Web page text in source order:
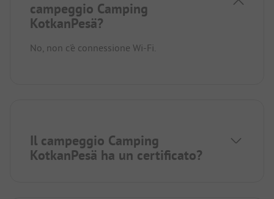
campeggio Camping
KotkanPesä?
No, non c'è connessione Wi-Fi.
Il campeggio Camping
KotkanPesä ha un certificato?